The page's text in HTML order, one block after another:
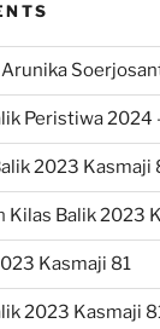
Arunika
Peristiwa 2024
2023 Kasmaji
Kilas Balik 2023
Kasmaji 81
2023 Kasmaji